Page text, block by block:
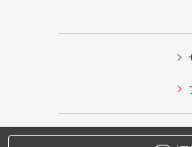
タイヤ点検・安全点
クローク契約会員専
本日のタイヤ履き替